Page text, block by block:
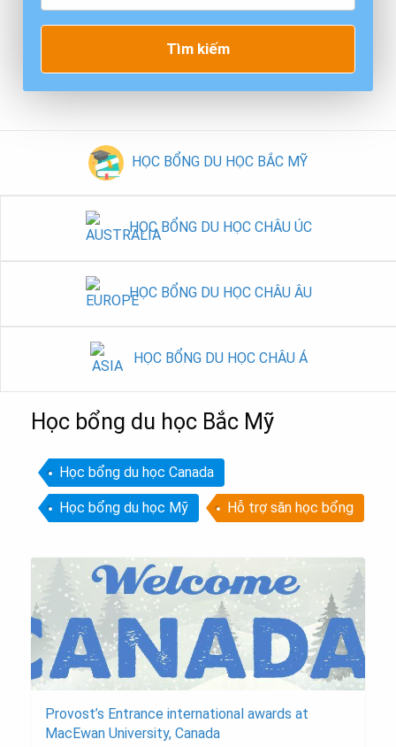
Tìm kiếm
HỌC BỔNG DU HỌC BẮC MỸ
HỌC BỔNG DU HỌC CHÂU ÚC
HỌC BỔNG DU HỌC CHÂU ÂU
HỌC BỔNG DU HỌC CHÂU Á
Học bổng du học Bắc Mỹ
Học bổng du học Canada
Học bổng du học Mỹ Hỗ trợ săn học bổng
Provost’s Entrance international awards at
MacEwan University, Canada